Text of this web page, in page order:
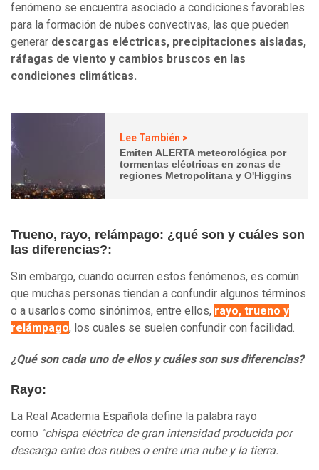
fenómeno se encuentra asociado a condiciones favorables
para la formación de nubes convectivas, las que pueden
generar descargas eléctricas, precipitaciones aisladas,
ráfagas de viento y cambios bruscos en las
condiciones climáticas.
Lee También >
Emiten ALERTA meteorológica por
tormentas eléctricas en zonas de
regiones Metropolitana y O'Higgins
Trueno, rayo, relámpago: ¿qué son y cuáles son
las diferencias?:
Sin embargo, cuando ocurren estos fenómenos, es común
que muchas personas tiendan a confundir algunos términos
o a usarlos como sinónimos, entre ellos, rayo, trueno y
relámpago, los cuales se suelen confundir con facilidad.
¿Qué son cada uno de ellos y cuáles son sus diferencias?
Rayo:
La Real Academia Española define la palabra rayo
como "chispa eléctrica de gran intensidad producida por
descarga entre dos nubes o entre una nube y la tierra.